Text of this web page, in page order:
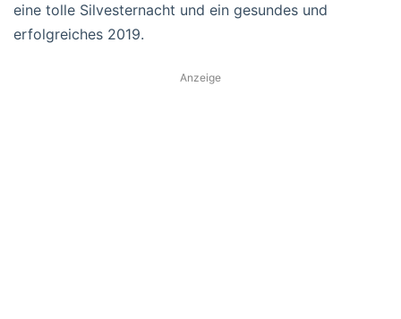
eine tolle Silvesternacht und ein gesundes und
erfolgreiches 2019.
Anzeige